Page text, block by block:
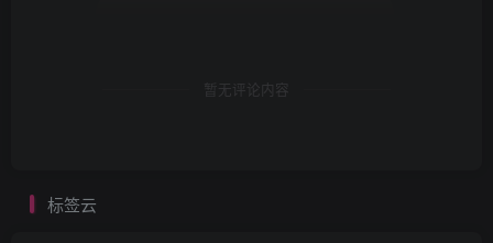
暂无评论内容
标签云